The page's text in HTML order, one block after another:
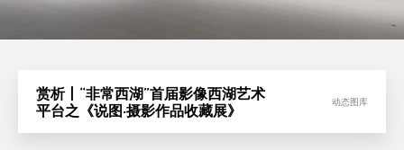
赏析丨“非常西湖”首届影像西湖艺术
平台之《说图·摄影作品收藏展》
动态图库